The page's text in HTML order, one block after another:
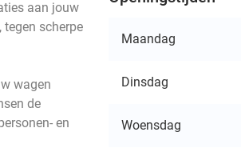
aan jouw
scherpe
wagen
de
en
Maandag
Dinsdag
Woensdag